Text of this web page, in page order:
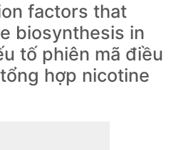
factors that
biosynthesis in
tố phiên mã điều
hợp nicotine